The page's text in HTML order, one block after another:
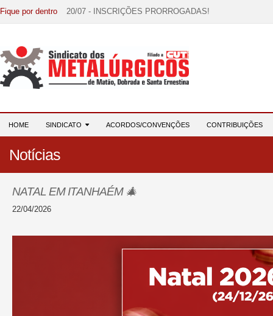
Fique por dentro 20/07 - INSCRIÇÕES PRORROGADAS!
07/07 - Increva-se! Link na descrição!
03/08 - DATA-BASE 2026: HORA DE UNIÃO E
HOME SINDICATO ACORDOS/CONVENÇÕES CONTRIBUIÇÕES
Notícias
NATAL EM ITANHAÉM 🎄
22/04/2026